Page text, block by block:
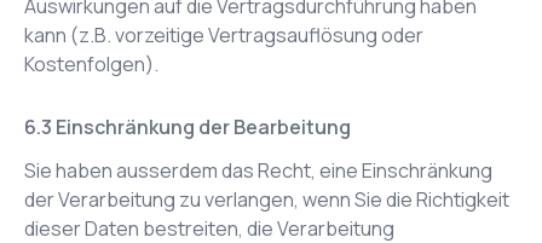
Auswirkungen auf die Vertragsdurchführung haben
kann (z.B. vorzeitige Vertragsauflösung oder
Kostenfolgen).
Einschränkung der Bearbeitung
Sie haben ausserdem das Recht, eine Einschränkung
der Verarbeitung zu verlangen, wenn Sie die Richtigkeit
dieser Daten bestreiten, die Verarbeitung